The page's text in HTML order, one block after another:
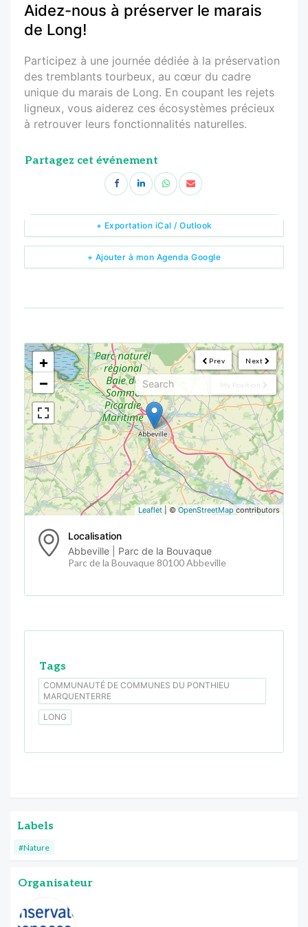
Aidez-nous à préserver le marais
de Long!
Participez à une journée dédiée à la préservation
des tremblants tourbeux, au cœur du cadre
unique du marais de Long. En coupant les rejets
ligneux, vous aiderez ces écosystèmes précieux
à retrouver leurs fonctionnalités naturelles.
Partagez cet événement
+ Ajouter à mon Agenda Google
+ Exportation iCal / Outlook
Next
Prev
My Position
<!---->
+
−
Leaflet | © OpenStreetMap contributors
Localisation
Abbeville | Parc de la Bouvaque
Parc de la Bouvaque 80100 Abbeville
Tags
COMMUNAUTÉ DE COMMUNES DU PONTHIEU
MARQUENTERRE
LONG
Labels
#Nature
Organisateur